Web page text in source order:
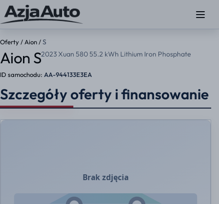
Oferty / Aion /S
Aion S2023 Xuan 580 55.2 kWh Lithium Iron Phosphate
ID samochodu: AA-944133E3EA
Szczegóły oferty i finansowanie